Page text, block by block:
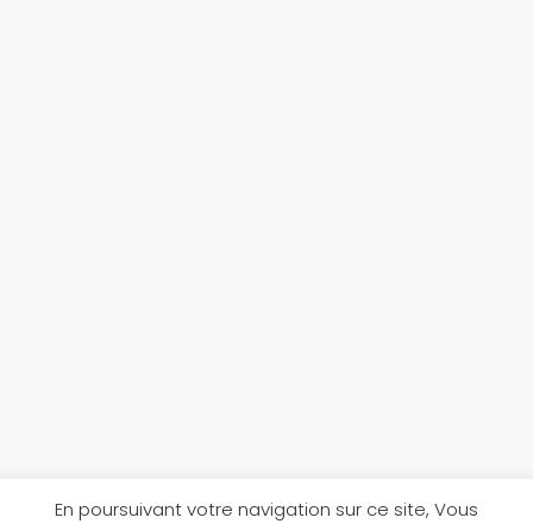
En poursuivant votre navigation sur ce site, Vous